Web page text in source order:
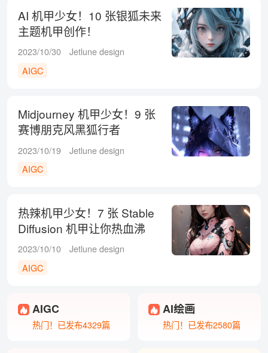
AI 机甲少女！10 张银狐未来
主题机甲创作！
2023/10/30
Jetlune design
AIGC
Midjourney 机甲少女！9 张
赛博朋克风黑狐行者
2023/10/19
Jetlune design
AIGC
热辣机甲少女！7 张 Stable
Diffusion 机甲让你热血沸
腾！
2023/10/10
Jetlune design
AIGC
AIGC
热门！已发布4329篇
AI绘画
热门！已发布2580篇